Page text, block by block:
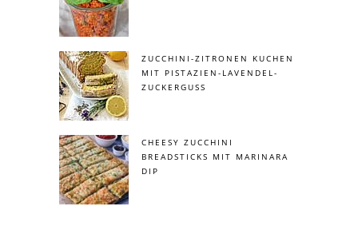
ZUCCHINI-ZITRONEN KUCHEN
MIT PISTAZIEN-LAVENDEL-
ZUCKERGUSS
CHEESY ZUCCHINI
BREADSTICKS MIT MARINARA
DIP